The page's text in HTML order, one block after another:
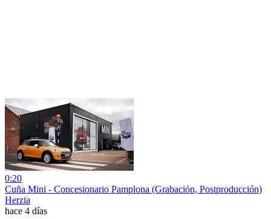
0:20
Cuña Mini - Concesionario Pamplona (Grabación, Postproducción)
Herzia
hace 4 días